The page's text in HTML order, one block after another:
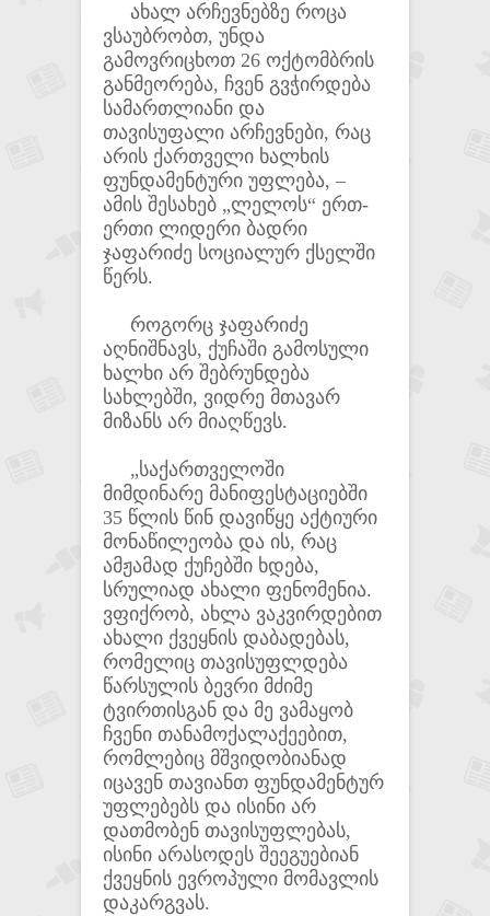
ახალ არჩევნებზე როცა
ვსაუბრობთ, უნდა
გამოვრიცხოთ 26 ოქტომბრის
განმეორება, ჩვენ გვჭირდება
სამართლიანი და
თავისუფალი არჩევნები, რაც
არის ქართველი ხალხის
ფუნდამენტური უფლება, –
ამის შესახებ „ლელოს“ ერთ-
ერთი ლიდერი ბადრი
ჯაფარიძე სოციალურ ქსელში
წერს.
როგორც ჯაფარიძე
აღნიშნავს, ქუჩაში გამოსული
ხალხი არ შებრუნდება
სახლებში, ვიდრე მთავარ
მიზანს არ მიაღწევს.
„საქართველოში
მიმდინარე მანიფესტაციებში
35 წლის წინ დავიწყე აქტიური
მონაწილეობა და ის, რაც
ამჟამად ქუჩებში ხდება,
სრულიად ახალი ფენომენია.
ვფიქრობ, ახლა ვაკვირდებით
ახალი ქვეყნის დაბადებას,
რომელიც თავისუფლდება
წარსულის ბევრი მძიმე
ტვირთისგან და მე ვამაყობ
ჩვენი თანამოქალაქეებით,
რომლებიც მშვიდობიანად
იცავენ თავიანთ ფუნდამენტურ
უფლებებს და ისინი არ
დათმობენ თავისუფლებას,
ისინი არასოდეს შეეგუებიან
ქვეყნის ევროპული მომავლის
დაკარგვას.